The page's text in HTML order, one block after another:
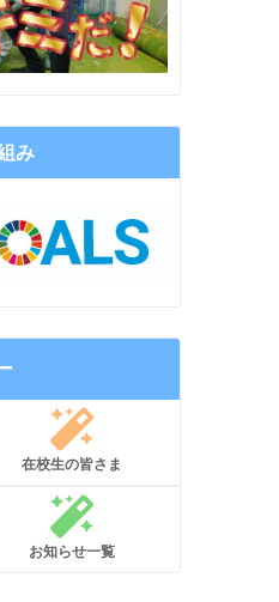
み
在校生の皆さま
お知らせ一覧